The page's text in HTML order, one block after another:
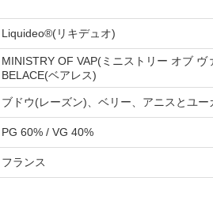
Liquideo®(リキデュオ)
MINISTRY OF VAP(ミニストリー オブ ヴ
BELACE(ベアレス)
ブドウ(レーズン)、ベリー、アニスとユ
PG 60% / VG 40%
フランス